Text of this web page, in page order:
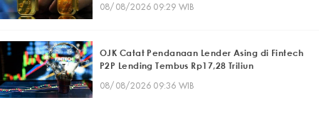
08/08/2026 09:29 WIB
OJK Catat Pendanaan Lender Asing di Fintech
P2P Lending Tembus Rp17,28 Triliun
08/08/2026 09:36 WIB